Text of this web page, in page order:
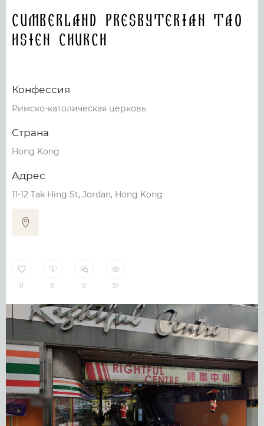
Cumberland Presbyterian Tao
Hsien Church
Конфессия
Римско-католическая церковь
Страна
Hong Kong
Адрес
11-12 Tak Hing St, Jordan, Hong Kong
0 0 0 51